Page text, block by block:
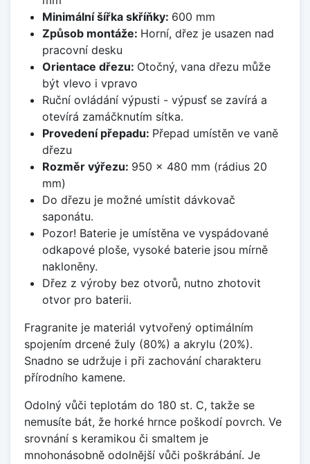
Minimální šířka skříňky: 600 mm
Způsob montáže: Horní, dřez je usazen nad
pracovní desku
Orientace dřezu: Otočný, vana dřezu může
být vlevo i vpravo
Ruční ovládání výpusti - výpusť se zavírá a
otevírá zamáčknutím sítka.
Provedení přepadu: Přepad umístěn ve vaně
dřezu
Rozměr výřezu: 950 x 480 mm (rádius 20
mm)
Do dřezu je možné umístit dávkovač
saponátu.
Pozor! Baterie je umístěna ve vyspádované
odkapové ploše, vysoké baterie jsou mírně
nakloněny.
Dřez z výroby bez otvorů, nutno zhotovit
otvor pro baterii.
Fragranite je materiál vytvořený optimálním
spojením drcené žuly (80%) a akrylu (20%).
Snadno se udržuje i při zachování charakteru
přírodního kamene.
Odolný vůči teplotám do 180 st. C, takže se
nemusíte bát, že horké hrnce poškodí povrch. Ve
srovnání s keramikou či smaltem je
mnohonásobně odolnější vůči poškrábání. Je